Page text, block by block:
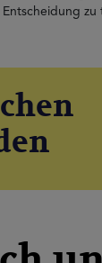
zu